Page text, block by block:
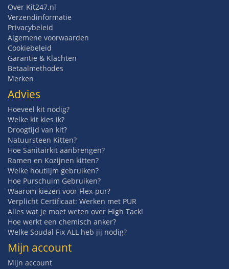
Over Kit247.nl
Verzendinformatie
Privacybeleid
Algemene voorwaarden
Cookiebeleid
Garantie & Klachten
Betaalmethodes
Merken
Advies
Hoeveel kit nodig?
Welke kit kies ik?
Droogtijd van kit?
Natuursteen Kitten?
Hoe Sanitairkit aanbrengen?
Ramen en Kozijnen kitten?
Welke houtlijm gebruiken?
Hoe Purschuim Gebruiken?
Waarom kiezen voor Flex-pur?
Verplicht Certificaat: Werken met PUR
Alles wat je moet weten over High Tack!
Hoe werkt een chemisch anker?
Welke Soudal Fix ALL heb jij nodig?
Mijn account
Mijn account